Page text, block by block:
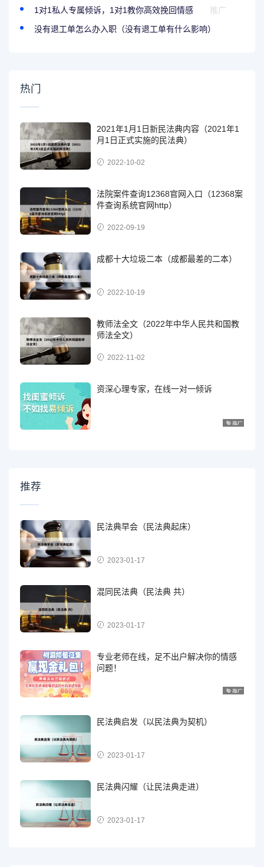
1对1私人专属倾诉，1对1教你高效挽回情感
推广
没有退工单怎么办入职（没有退工单有什么影响）
热门
2021年1月1日新民法典内容（2021年1
月1日正式实施的民法典）
2022-10-02
法院案件查询12368官网入口（12368案
件查询系统官网http）
2022-09-19
成都十大垃圾二本（成都最差的二本）
2022-10-19
教师法全文（2022年中华人民共和国教
师法全文）
2022-11-02
资深心理专家，在线一对一倾诉
推荐
民法典早会（民法典起床）
2023-01-17
混同民法典（民法典 共）
2023-01-17
专业老师在线，足不出户解决你的情感
问题！
民法典启发（以民法典为契机）
2023-01-17
民法典闪耀（让民法典走进）
2023-01-17